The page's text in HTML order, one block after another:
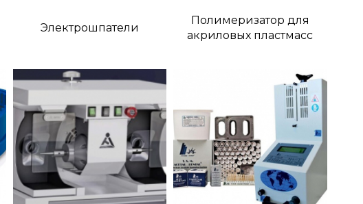
Электрошпатели
Полимеризатор для
акриловых пластмасс